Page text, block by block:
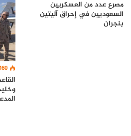
مصرع عدد من العسكريين
السعوديين في إحراق آليتين
بنجران